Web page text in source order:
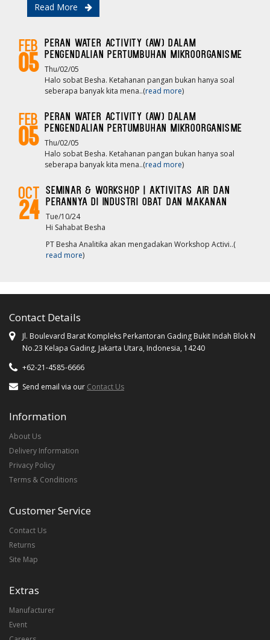
Read More
Feb
05
Peran Water Activity (AW) dalam
pengendalian pertumbuhan mikroorganisme
Thu/02/05
Halo sobat Besha. Ketahanan pangan bukan hanya soal
seberapa banyak kita mena..(read more)
Feb
05
Peran Water Activity (AW) dalam
pengendalian pertumbuhan mikroorganisme
Thu/02/05
Halo sobat Besha. Ketahanan pangan bukan hanya soal
seberapa banyak kita mena..(read more)
Oct
24
Seminar & Workshop | Aktivitas Air dan
Perannya Di Industri Obat dan Makanan
Tue/10/24
Hi Sahabat Besha
PT Besha Analitika akan mengadakan Workshop Activi..(
read more)
Contact Details
Jl. Boulevard Barat Kompleks Perkantoran Gading Bukit Indah Blok N
No.23 Kelapa Gading, Jakarta Utara, Indonesia, 14240
+62-21-4585-6666
Send email via our Contact Us
Information
About Us
Delivery Information
Privacy Policy
Terms & Conditions
Customer Service
Contact Us
Returns
Site Map
Extras
Manufacturer
Event